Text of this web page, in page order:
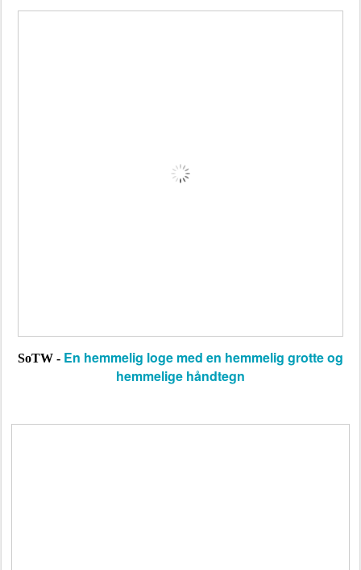
SoTW - En hemmelig loge med en hemmelig grotte og
hemmelige håndtegn